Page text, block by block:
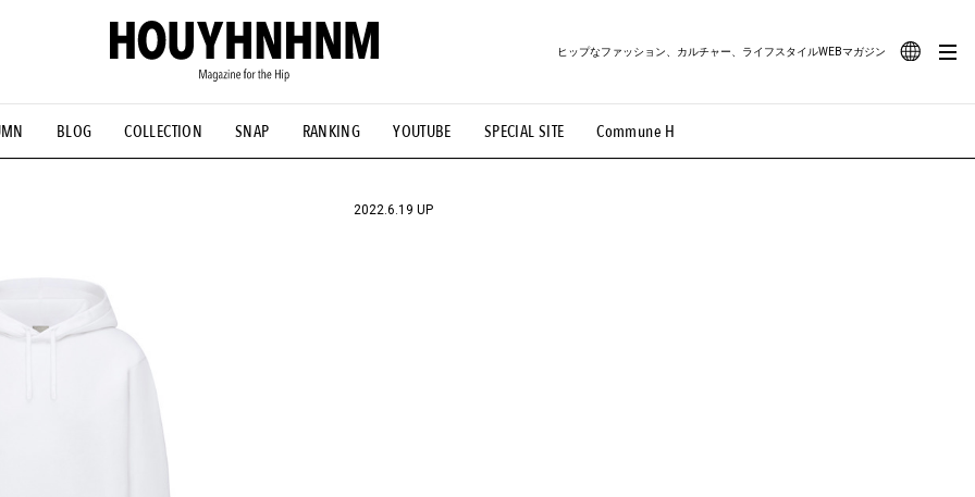
BLOG COLLECTION SNAP RANKING YOUTUBE SPECIAL SITE Commune H
ヒップなファッション、カルチャー、ライフスタイルWEBマガジン
#古着サミット #NEW VINTAGE #マイナーグッド図鑑 #路地裏てぃーん。 #MONTHLY JOURNAL
#FOCUS IT #AH.H #ととけん #FASHION #MUSIC #MOVIE #LIFESTYLE #SNEAKER #OUTDOOR
2022.6.19 UP